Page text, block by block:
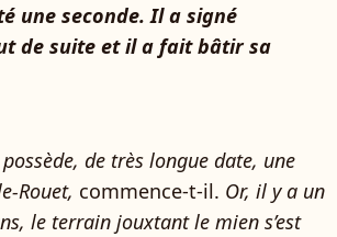
une seconde. Il a signé
de suite et il a fait bâtir sa
possède, de très longue date, une
Rouet, commence-t-il. Or, il y a un
le terrain jouxtant le mien s’est